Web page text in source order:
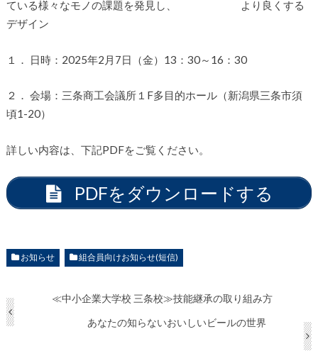
ている様々なモノの課題を発見し、 より良くする
デザイン
１． 日時：2025年2月7日（金）13：30～16：30
２． 会場：三条商工会議所１F多目的ホール（新潟県三条市須
頃1-20）
詳しい内容は、下記PDFをご覧ください。
PDFをダウンロードする
お知らせ 組合員向けお知らせ(短信)
≪中小企業大学校 三条校≫技能継承の取り組み方
あなたの知らないおいしいビールの世界